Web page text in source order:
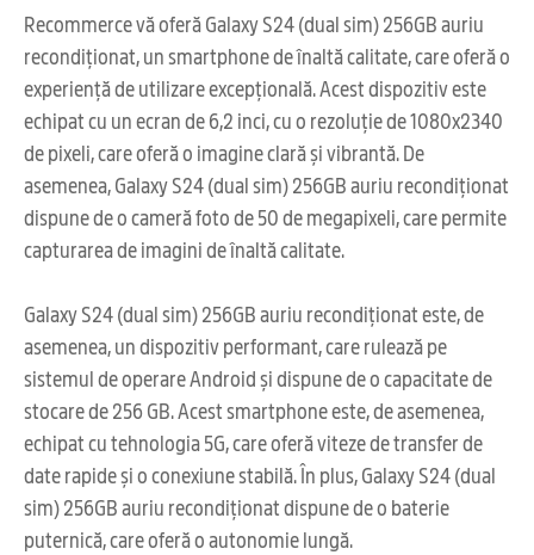
Recommerce vă oferă Galaxy S24 (dual sim) 256GB auriu
recondiționat, un smartphone de înaltă calitate, care oferă o
experiență de utilizare excepțională. Acest dispozitiv este
echipat cu un ecran de 6,2 inci, cu o rezoluție de 1080x2340
de pixeli, care oferă o imagine clară și vibrantă. De
asemenea, Galaxy S24 (dual sim) 256GB auriu recondiționat
dispune de o cameră foto de 50 de megapixeli, care permite
capturarea de imagini de înaltă calitate.
Galaxy S24 (dual sim) 256GB auriu recondiționat este, de
asemenea, un dispozitiv performant, care rulează pe
sistemul de operare Android și dispune de o capacitate de
stocare de 256 GB. Acest smartphone este, de asemenea,
echipat cu tehnologia 5G, care oferă viteze de transfer de
date rapide și o conexiune stabilă. În plus, Galaxy S24 (dual
sim) 256GB auriu recondiționat dispune de o baterie
puternică, care oferă o autonomie lungă.